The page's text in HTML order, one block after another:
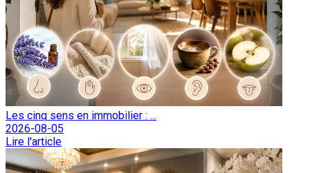
Les cinq sens en immobilier : ...
2026-08-05
Lire l'article